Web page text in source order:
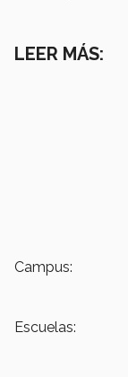
LEER MÁS:
Campus:
Escuelas: